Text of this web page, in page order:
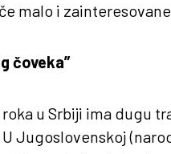
malo i
čoveka”
u Srbiji ima dugu
U Jugoslovenskoj